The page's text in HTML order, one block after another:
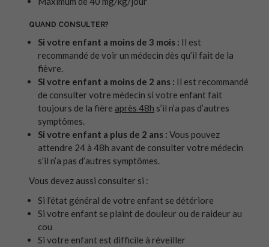
QUAND CONSULTER?
Si votre enfant a moins de 3 mois : Il est
recommandé de voir un médecin dès qu’il fait de la
fièvre.
Si votre enfant a moins de 2 ans : Il est recommandé
de consulter votre médecin si votre enfant fait
toujours de la fière après 48h s’il n’a pas d’autres
symptômes.
Si votre enfant a plus de 2 ans : Vous pouvez
attendre 24 à 48h avant de consulter votre médecin
s’il n’a pas d’autres symptômes.
Vous devez aussi consulter si :
Si l’état général de votre enfant se détériore
Si votre enfant se plaint de douleur ou de raideur au
cou
Si votre enfant est difficile à réveiller